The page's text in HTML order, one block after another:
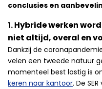
conclusies en
1. Hybride werken
niet altijd, overal en
Dankzij de
velen een tweede natuur
momenteel best lastig is
keren naar kantoor. De